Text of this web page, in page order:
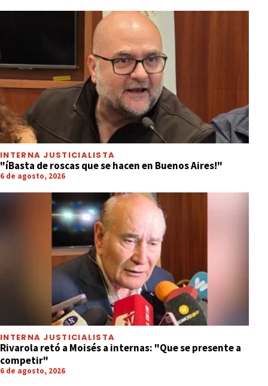
INTERNA JUSTICIALISTA
"íBasta de roscas que se hacen en Buenos Aires!"
6 de agosto, 2026
INTERNA JUSTICIALISTA
Rivarola retó a Moisés a internas: "Que se presente a
competir"
6 de agosto, 2026